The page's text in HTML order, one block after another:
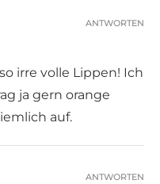
irre volle Lippen! Ich
ja gern orange
auf.
ANTWORTEN
ANTWORTEN